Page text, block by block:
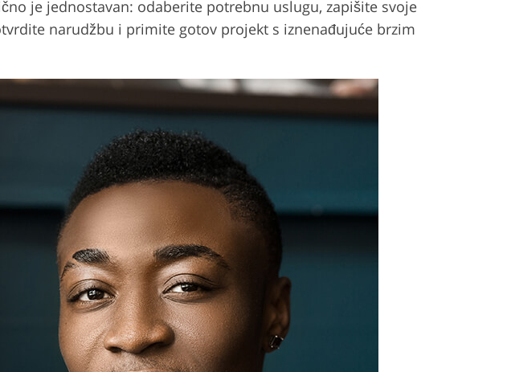
je jednostavan: odaberite potrebnu uslugu, zapišite svoje
narudžbu i primite gotov projekt s iznenađujuće brzim